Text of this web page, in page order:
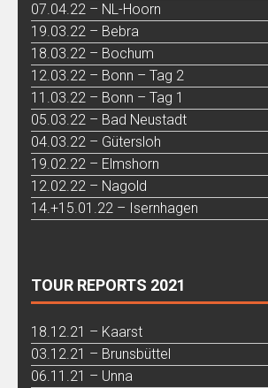
07.04.22 – NL-Hoorn
19.03.22 – Bebra
18.03.22 – Bochum
12.03.22 – Bonn – Tag 2
11.03.22 – Bonn – Tag 1
05.03.22 – Bad Neustadt
04.03.22 – Gütersloh
19.02.22 – Elmshorn
12.02.22 – Nagold
14.+15.01.22 – Isernhagen
TOUR REPORTS 2021
18.12.21 – Kaarst
03.12.21 – Brunsbüttel
06.11.21 – Unna